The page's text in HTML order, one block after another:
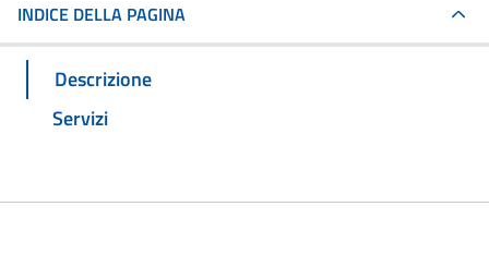
INDICE DELLA PAGINA
Descrizione
Servizi